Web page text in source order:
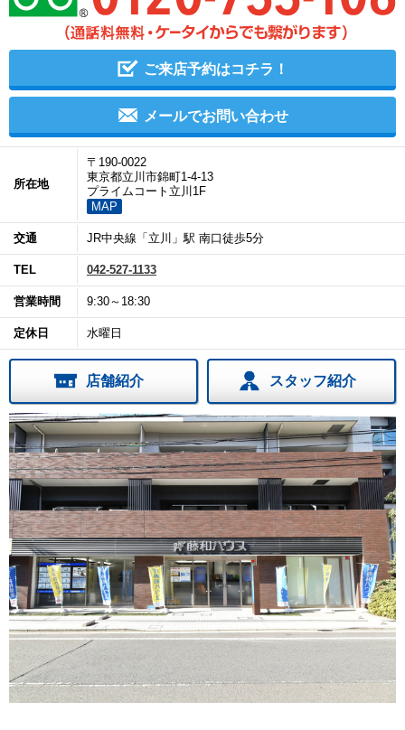
ご来店予約はコチラ！
メールでお問い合わせ
所在地
〒190-0022
東京都立川市錦町1-4-13
プライムコート立川1F
MAP
交通 JR中央線「立川」駅 南口徒歩5分
TEL 042-527-1133
営業時間 9:30～18:30
定休日 水曜日
店舗紹介 スタッフ紹介